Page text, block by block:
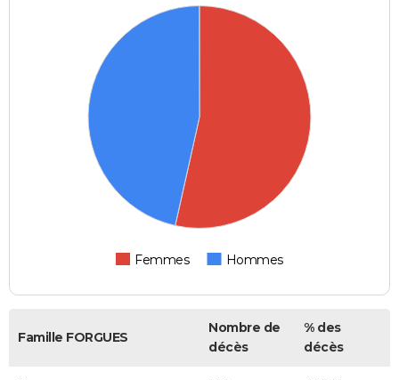
Femmes Hommes
Famille FORGUES
Nombre de
décès
% des
décès